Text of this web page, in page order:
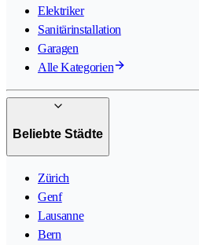
Elektriker
Sanitärinstallation
Garagen
Alle Kategorien
Beliebte Städte
Zürich
Genf
Lausanne
Bern